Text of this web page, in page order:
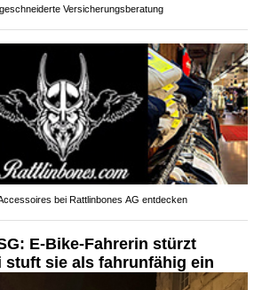
Versicherungsberatung
bei Rattlinbones AG entdecken
E-Bike-Fahrerin stürzt
stuft sie als fahrunfähig ein